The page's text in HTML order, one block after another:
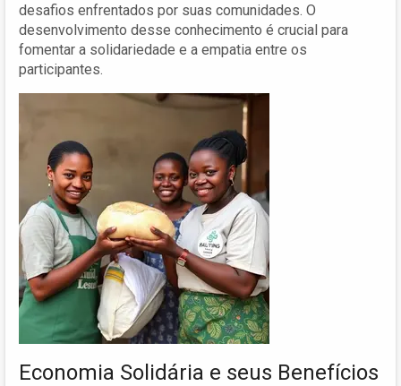
desafios enfrentados por suas comunidades. O
desenvolvimento desse conhecimento é crucial para
fomentar a solidariedade e a empatia entre os
participantes.
Economia Solidária e seus Benefícios